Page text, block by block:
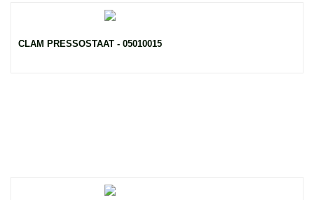
CLAM PRESSOSTAAT - 05010015